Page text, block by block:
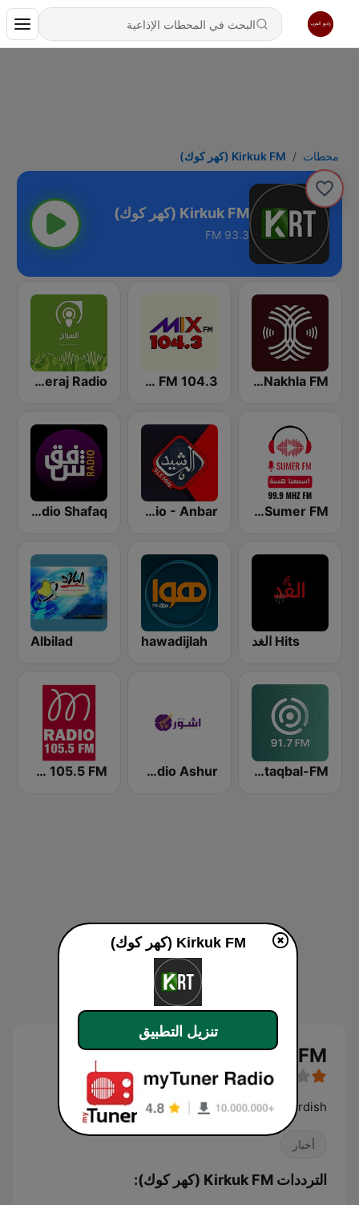
محطات Kirkuk FM (كهر كوك)
Kirkuk FM (كهر كوك)
93.3 FM
Al-Nakhla FM
Mix FM 104.3
Alseraj Radio
Sumer FM (سومر اف ام) Al Rasheed Radio - Anbar
Radio Shafaq
Hits الغد hawadijlah
Albilad
AlMustaqbal-FM اذاعة جامعة المستقبل -FM Radio Ashur راديو أشور ܦܪܵܣ ܩܵܠܵܐ ܕܐܵܫܘܿܪ M Radio 105.5 FM
Kirkuk FM (كهر كوك) بث حي
Kurdish
أخبار
الترددات Kirkuk FM (كهر كوك):
Kirkuk FM (كهر كوك)
تنزيل التطبيق